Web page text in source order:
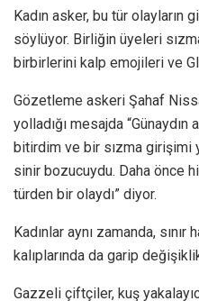
Kadın asker, bu tür olayların
söylüyor. Birliğin üyeleri
birbirlerini kalp emojileri ve
Gözetleme askeri Şahaf
yolladığı mesajda
bitirdim ve bir sızma girişimi
sinir bozucuydu. Daha önce
türden bir olaydı” diyor.
Kadınlar aynı zamanda, sınır
kalıplarında da garip
Gazzeli çiftçiler, kuş